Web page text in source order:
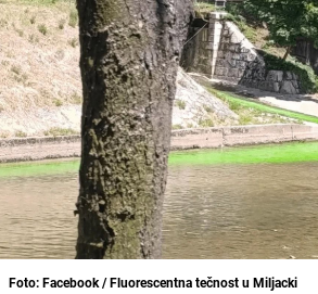
Foto: Facebook / Fluorescentna tečnost u Miljacki